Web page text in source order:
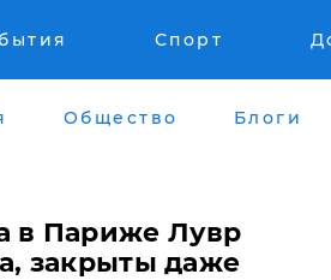
Спорт
Общество Блоги
в Париже Лувр
закрыты даже